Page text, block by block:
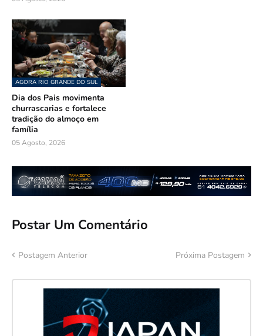
AGORA RIO GRANDE DO SUL
Dia dos Pais movimenta
churrascarias e fortalece
tradição do almoço em
família
05 Agosto, 2026
Postar Um Comentário
Postagem Anterior Próxima Postagem